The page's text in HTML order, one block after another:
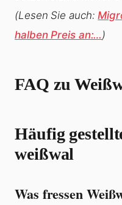
(Lesen Sie auch:
halben Preis an:…)
FAQ zu
Häufig
weißwal
Was fressen